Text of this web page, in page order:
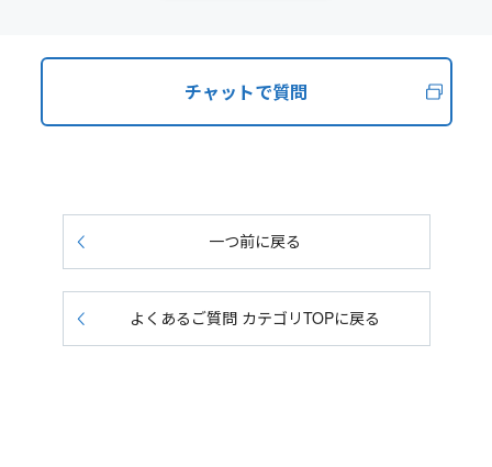
チャットで質問
一つ前に戻る
よくあるご質問 カテゴリTOPに戻る